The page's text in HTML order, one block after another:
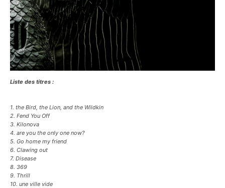
Liste des titres :
1. the Bird, the Lion, and the Wildkin
2. Fend You Off
3. Kilonova
4. are you the only one now?
5. Go home my friend
6. Clawing out
7. Disease
8. 369
9. Thrill
10. une ville vide